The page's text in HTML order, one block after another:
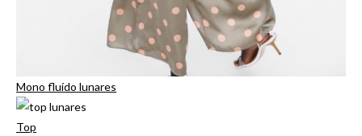
Mono fluído lunares
Top